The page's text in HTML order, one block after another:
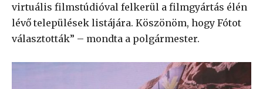
virtuális filmstúdióval felkerül a filmgyártás élén
lévő települések listájára. Köszönöm, hogy Fótot
választották” – mondta a polgármester.